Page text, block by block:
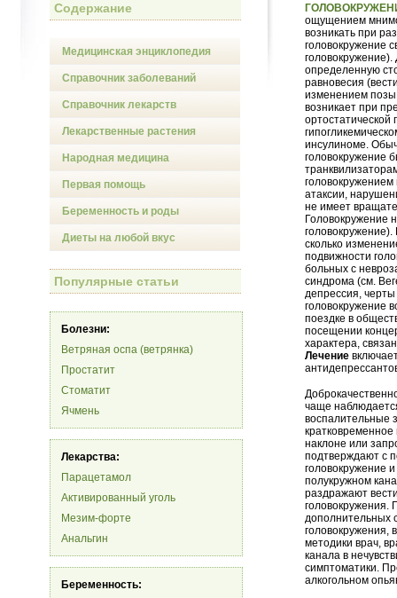
Содержание
Медицинская энциклопедия
Справочник заболеваний
Справочник лекарств
Лекарственные растения
Народная медицина
Первая помощь
Беременность и роды
Диеты на любой вкус
Популярные статьи
Болезни:
Ветряная оспа (ветрянка)
Простатит
Стоматит
Ячмень
Лекарства:
Парацетамол
Активированный уголь
Мезим-форте
Анальгин
Беременность:
ощущением
возникать при
головокружение
определенную
равновесия
изменением позы
возникает при
инсулиноме.
головокружение
головокружением
атаксии,
не имеет
Головокружение
сколько
подвижности
больных с
синдрома (см.
депрессия,
головокружение
поездке в
посещении
характера,
Лечение
чаще
воспалительные
наклоне или
подтверждают с
головокружение
полукружном
раздражают
головокружения.
дополнительных
головокружения,
методики врач,
канала в
симптоматики.
алкогольном